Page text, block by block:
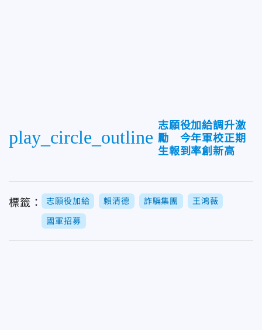
play_circle_outline
志願役加給調升激
勵 今年軍校正期
生報到率創新高
標籤： 志願役加給 賴清德 詐騙集團 王鴻薇
國軍招募